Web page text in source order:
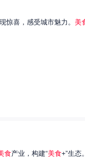
惊喜，感受城市魅力。 美
食产业，构建“美食+”生态